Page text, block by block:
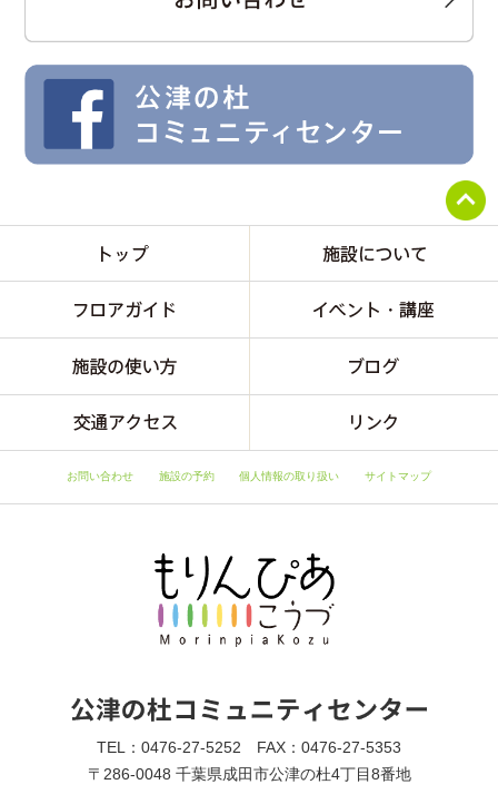
お問い合わせ 施設の予約 個人情報の取り扱い サイトマップ
TEL：0476-27-5252 FAX：0476-27-5353
〒286-0048 千葉県成田市公津の杜4丁目8番地